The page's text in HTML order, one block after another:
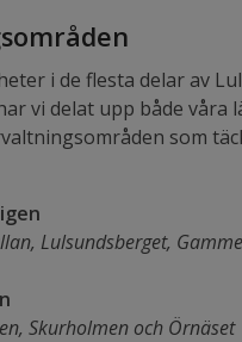
i de flesta delar av
vi delat upp både våra
som
Lulsundsberget,
Skurholmen och Örnäset